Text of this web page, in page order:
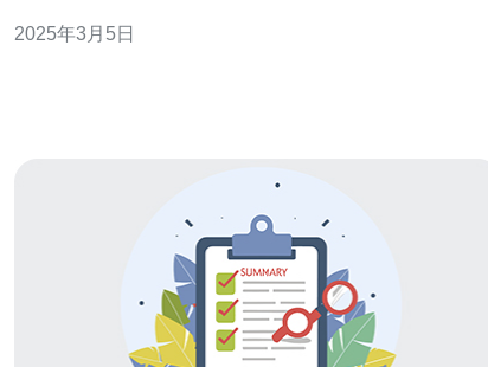
器上的行动是指该机构通过秘密手段获取德国服务器上的
2025年3月5日